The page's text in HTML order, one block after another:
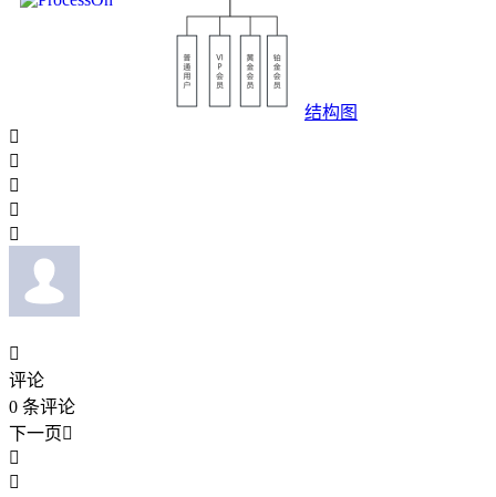
结构图






评论
0 条评论
下一页

